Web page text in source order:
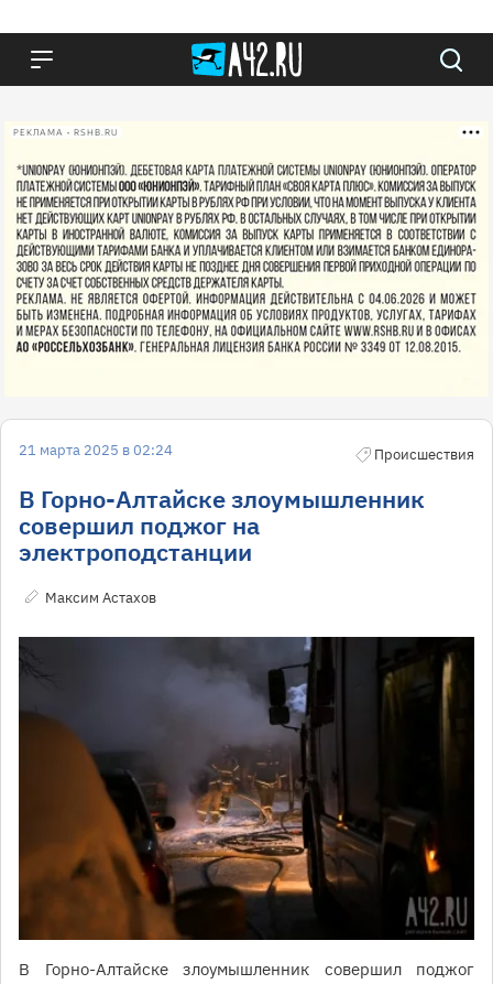
РЕКЛАМА • RSHB.RU
21 марта 2025 в 02:24 Происшествия
В Горно-Алтайске злоумышленник
совершил поджог на
электроподстанции
Максим Астахов
В Горно-Алтайске злоумышленник совершил поджог